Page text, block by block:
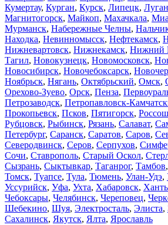
Кумертау, Курган, Курск, Липецк,
Магнитогорск, Майкоп, Махачкала,
Мурманск, Набережные Челны,
Находка, Невинномысск, Нефтекамск,
Нижневартовск, Нижнекамск, Нижний
Тагил, Новокузнецк, Новомосковск,
Новосибирск, Новочебоксарск,
Ноябрьск, Нягань, Октябрьский, Омск,
Орехово-Зуево, Орск, Пенза,
Петрозаводск, Петропавловск-
Прокопьевск, Псков, Пятигорск,
Рубцовск, Рыбинск, Рязань, Салават,
Петербург, Саранск, Саратов, Саров,
Северодвинск, Серов, Серпухов,
Сочи, Ставрополь, Старый Оскол,
Сызрань, Сыктывкар, Таганрог, Тамбов,
Томск, Туапсе, Тула, Тюмень, Улан-Удэ,
Уссурийск, Уфа, Ухта, Хабаровск,
Чебоксары, Челябинск, Череповец,
Шебекино, Шуя, Электросталь, Элиста,
Сахалинск, Якутск, Ялта, Ярославль